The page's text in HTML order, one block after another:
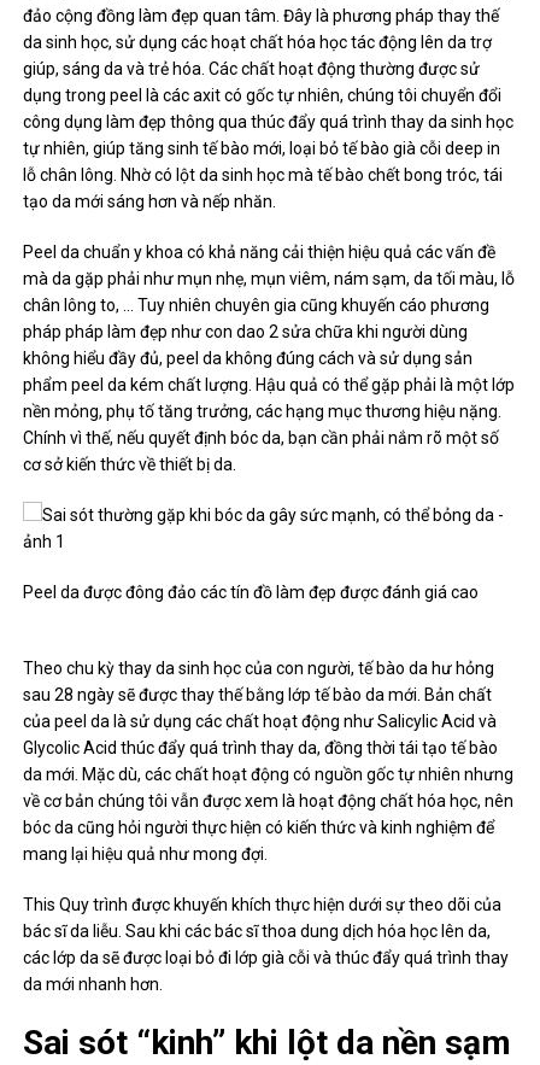
đảo cộng đồng làm đẹp quan tâm. Đây là phương pháp thay thế
da sinh học, sử dụng các hoạt chất hóa học tác động lên da trợ
giúp, sáng da và trẻ hóa. Các chất hoạt động thường được sử
dụng trong peel là các axit có gốc tự nhiên, chúng tôi chuyển đổi
công dụng làm đẹp thông qua thúc đẩy quá trình thay da sinh học
tự nhiên, giúp tăng sinh tế bào mới, loại bỏ tế bào già cỗi deep in
lỗ chân lông. Nhờ có lột da sinh học mà tế bào chết bong tróc, tái
tạo da mới sáng hơn và nếp nhăn.
Peel da chuẩn y khoa có khả năng cải thiện hiệu quả các vấn đề
mà da gặp phải như mụn nhẹ, mụn viêm, nám sạm, da tối màu, lỗ
chân lông to, … Tuy nhiên chuyên gia cũng khuyến cáo phương
pháp pháp làm đẹp như con dao 2 sửa chữa khi người dùng
không hiểu đầy đủ, peel da không đúng cách và sử dụng sản
phẩm peel da kém chất lượng. Hậu quả có thể gặp phải là một lớp
nền mỏng, phụ tố tăng trưởng, các hạng mục thương hiệu nặng.
Chính vì thế, nếu quyết định bóc da, bạn cần phải nắm rõ một số
cơ sở kiến ​​thức về thiết bị da.
Peel da được đông đảo các tín đồ làm đẹp được đánh giá cao
Theo chu kỳ thay da sinh học của con người, tế bào da hư hỏng
sau 28 ngày sẽ được thay thế bằng lớp tế bào da mới. Bản chất
của peel da là sử dụng các chất hoạt động như Salicylic Acid và
Glycolic Acid thúc đẩy quá trình thay da, đồng thời tái tạo tế bào
da mới. Mặc dù, các chất hoạt động có nguồn gốc tự nhiên nhưng
về cơ bản chúng tôi vẫn được xem là hoạt động chất hóa học, nên
bóc da cũng hỏi người thực hiện có kiến ​​thức và kinh nghiệm để
mang lại hiệu quả như mong đợi.
This Quy trình được khuyến khích thực hiện dưới sự theo dõi của
bác sĩ da liễu. Sau khi các bác sĩ thoa dung dịch hóa học lên da,
các lớp da sẽ được loại bỏ đi lớp già cỗi và thúc đẩy quá trình thay
da mới nhanh hơn.
Sai sót “kinh” khi lột da nền sạm